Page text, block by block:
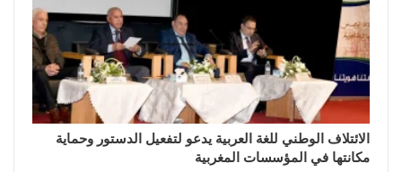
الائتلاف الوطني للغة العربية يدعو لتفعيل الدستور وحماية
مكانتها في المؤسسات المغربية